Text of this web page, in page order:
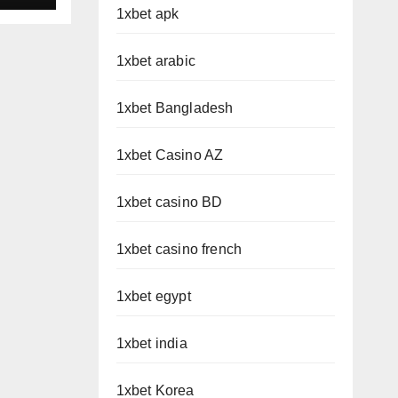
1xbet apk
1xbet arabic
1xbet Bangladesh
1xbet Casino AZ
1xbet casino BD
1xbet casino french
1xbet egypt
1xbet india
1xbet Korea